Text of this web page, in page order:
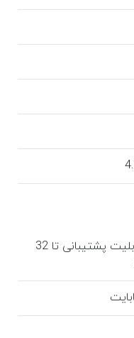
دارد - قابلیت پشتیبانی تا 32